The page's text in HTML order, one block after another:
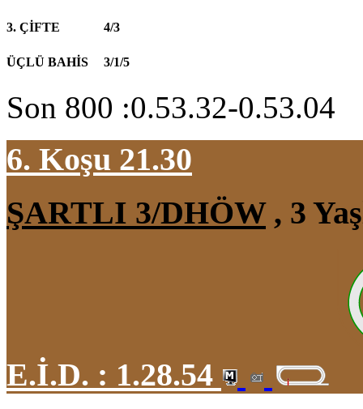
3. ÇİFTE 4/3
ÜÇLÜ BAHİS 3/1/5
Son 800 :0.53.32-0.53.04
6. Koşu 21.30
ŞARTLI 3/DHÖW, 3
E.İ.D. : 1.28.54